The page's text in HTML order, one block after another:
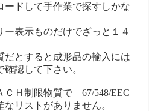
ドして手作業で探すしかな
ー表示ものだけでざっと１４
だとすると成形品の輸入には
認して下さい。
ＣＨ制限物質で 67/548/EEC
リストがありません。